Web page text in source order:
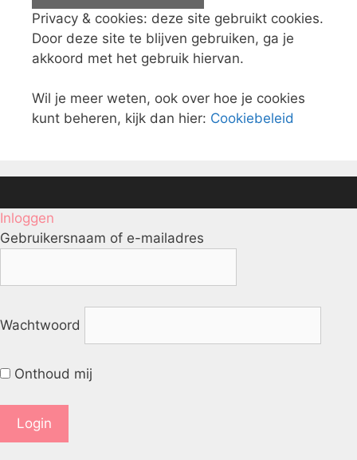
Privacy & cookies: deze site gebruikt cookies.
Door deze site te blijven gebruiken, ga je
akkoord met het gebruik hiervan.
Wil je meer weten, ook over hoe je cookies
kunt beheren, kijk dan hier: Cookiebeleid
Inloggen
Gebruikersnaam of e-mailadres
Wachtwoord
Onthoud mij